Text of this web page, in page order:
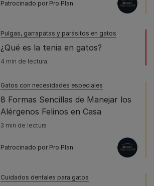
Patrocinado por Pro Plan
Pulgas, garrapatas y parásitos en gatos
¿Qué es la tenia en gatos?
4 min de lectura
Gatos con necesidades especiales
8 Formas Sencillas de Manejar los
Alérgenos Felinos en Casa
3 min de lectura
Patrocinado por Pro Plan
Cuidados dentales para gatos